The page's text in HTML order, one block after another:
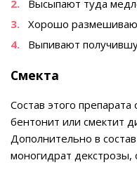
Высыпают туда
Хорошо
Выпивают
Смекта
Состав этого
бентонит или смектит
Дополнительно в
моногидрат декстрозы,